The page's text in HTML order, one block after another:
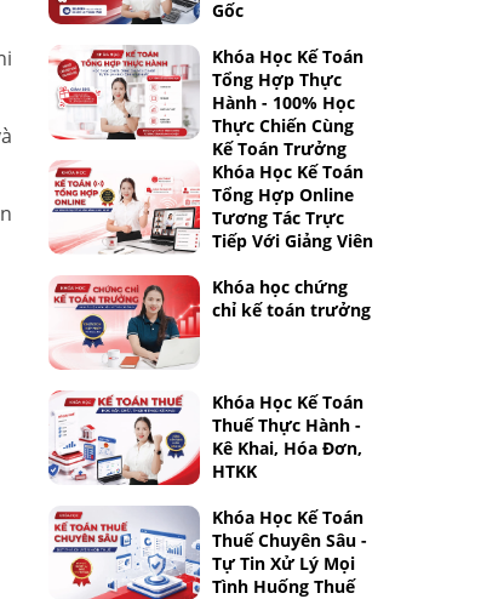
Gốc
Khóa Học Kế Toán
Tổng Hợp Thực
Hành - 100% Học
Thực Chiến Cùng
Kế Toán Trưởng
Khóa Học Kế Toán
Tổng Hợp Online
Tương Tác Trực
Tiếp Với Giảng Viên
Khóa học chứng
chỉ kế toán trưởng
Khóa Học Kế Toán
Thuế Thực Hành -
Kê Khai, Hóa Đơn,
HTKK
Khóa Học Kế Toán
Thuế Chuyên Sâu -
Tự Tin Xử Lý Mọi
Tình Huống Thuế